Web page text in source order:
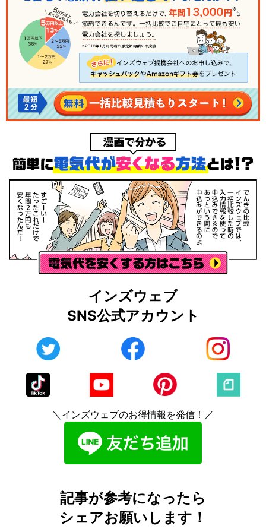
インズウェブ
SNS公式アカウント
＼インズウェブのお得情報を発信！／
記事が参考になったら
シェアお願いします！